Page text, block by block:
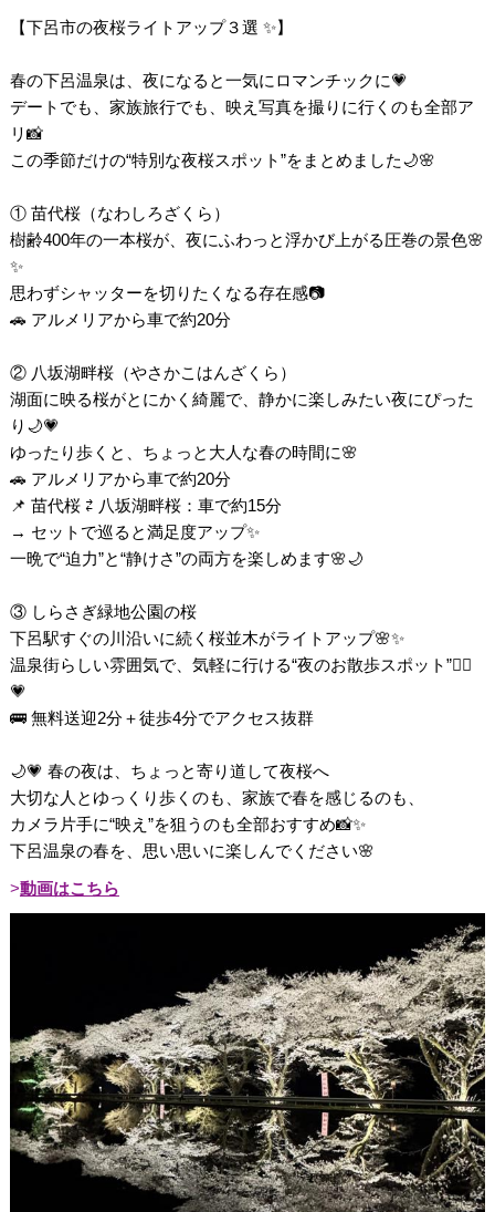
【下呂市の夜桜ライトアップ３選 ✨】
春の下呂温泉は、夜になると一気にロマンチックに💗
デートでも、家族旅行でも、映え写真を撮りに行くのも全部ア
リ📸
この季節だけの“特別な夜桜スポット”をまとめました🌙🌸
① 苗代桜（なわしろざくら）
樹齢400年の一本桜が、夜にふわっと浮かび上がる圧巻の景色🌸
✨
思わずシャッターを切りたくなる存在感📷
🚗 アルメリアから車で約20分
② 八坂湖畔桜（やさかこはんざくら）
湖面に映る桜がとにかく綺麗で、静かに楽しみたい夜にぴった
り🌙💗
ゆったり歩くと、ちょっと大人な春の時間に🌸
🚗 アルメリアから車で約20分
📌 苗代桜 ⇄ 八坂湖畔桜：車で約15分
→ セットで巡ると満足度アップ✨
一晩で“迫力”と“静けさ”の両方を楽しめます🌸🌙
③ しらさぎ緑地公園の桜
下呂駅すぐの川沿いに続く桜並木がライトアップ🌸✨
温泉街らしい雰囲気で、気軽に行ける“夜のお散歩スポット”🚶‍♀️
💗
🚌 無料送迎2分＋徒歩4分でアクセス抜群
🌙💗 春の夜は、ちょっと寄り道して夜桜へ
大切な人とゆっくり歩くのも、家族で春を感じるのも、
カメラ片手に“映え”を狙うのも全部おすすめ📸✨
下呂温泉の春を、思い思いに楽しんでください🌸
動画はこちら